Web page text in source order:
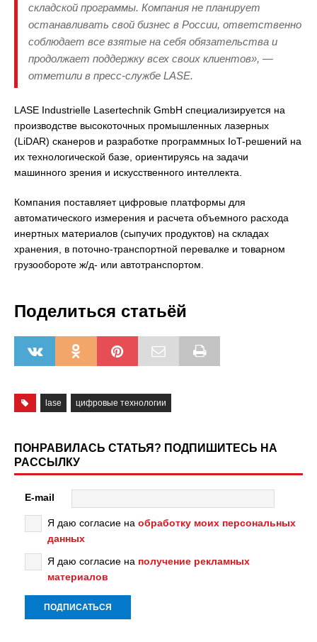
складской программы. Компания не планирует
останавливать свой бизнес в России, ответственно
соблюдает все взятые на себя обязательства и
продолжает поддержку всех своих клиентов», —
отметили в пресс-службе LASE.
LASE Industrielle Lasertechnik GmbH специализируется на
производстве высокоточных промышленных лазерных
(LiDAR) сканеров и разработке программных IoT-решений на
их технологической базе, ориентируясь на задачи
машинного зрения и искусственного интеллекта.
Компания поставляет цифровые платформы для
автоматического измерения и расчета объемного расхода
инертных материалов (сыпучих продуктов) на складах
хранения, в поточно-транспортной перевалке и товарном
грузообороте ж/д- или автотранспортом.
Поделиться статьёй
lase цифровые технологии
ПОНРАВИЛАСЬ СТАТЬЯ? ПОДПИШИТЕСЬ НА
РАССЫЛКУ
E-mail
Я даю согласие на обработку моих персональных
данных
Я даю согласие на получение рекламных
материалов